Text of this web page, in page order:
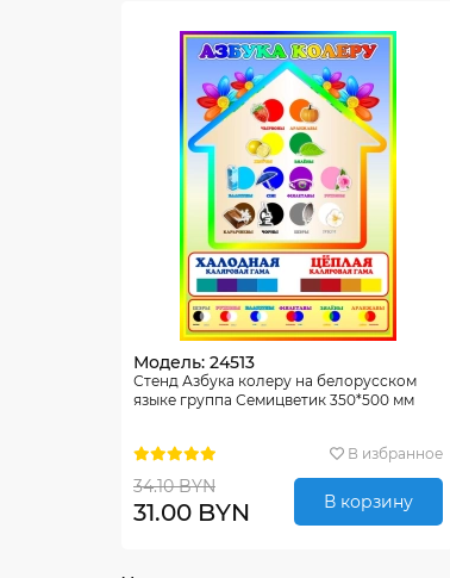
Модель: 24513
Стенд Азбука колеру на белорусском
языке группа Семицветик 350*500 мм
В избранное
34.10 BYN
31.00 BYN В корзину